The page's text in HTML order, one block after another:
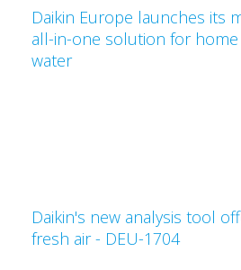
Daikin Europe launches its
all-in-one solution for
water
Daikin's new analysis tool
fresh air - DEU-1704